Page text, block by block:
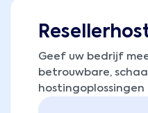
Geef uw bedrijf
betrouwbare,
hostingoplossingen